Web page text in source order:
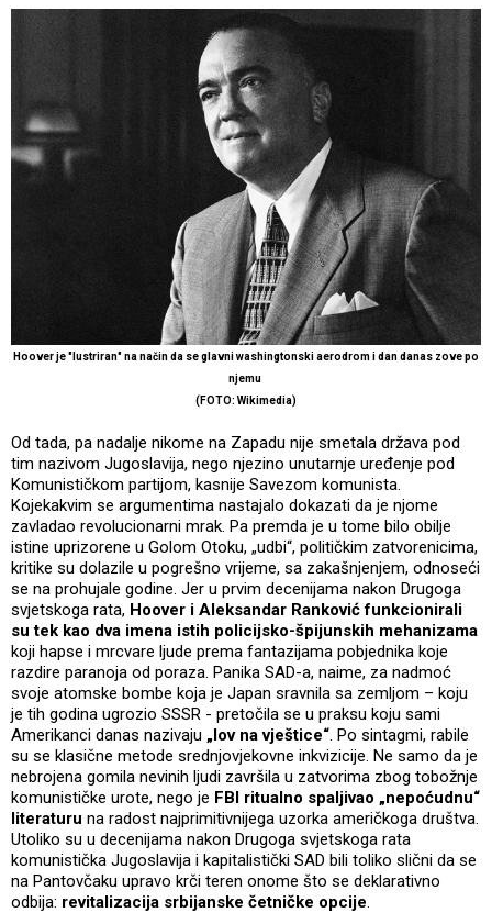
Hoover je "lustriran" na način da se glavni washingtonski aerodrom i dan danas zove po
njemu
(FOTO: Wikimedia)
Od tada, pa nadalje nikome na Zapadu nije smetala država pod
tim nazivom Jugoslavija, nego njezino unutarnje uređenje pod
Komunističkom partijom, kasnije Savezom komunista.
Kojekakvim se argumentima nastajalo dokazati da je njome
zavladao revolucionarni mrak. Pa premda je u tome bilo obilje
istine uprizorene u Golom Otoku, „udbi“, političkim zatvorenicima,
kritike su dolazile u pogrešno vrijeme, sa zakašnjenjem, odnoseći
se na prohujale godine. Jer u prvim decenijama nakon Drugoga
svjetskoga rata, Hoover i Aleksandar Ranković funkcionirali
su tek kao dva imena istih policijsko-špijunskih mehanizama
koji hapse i mrcvare ljude prema fantazijama pobjednika koje
razdire paranoja od poraza. Panika SAD-a, naime, za nadmoć
svoje atomske bombe koja je Japan sravnila sa zemljom – koju
je tih godina ugrozio SSSR - pretočila se u praksu koju sami
Amerikanci danas nazivaju „lov na vještice“. Po sintagmi, rabile
su se klasične metode srednjovjekovne inkvizicije. Ne samo da je
nebrojena gomila nevinih ljudi završila u zatvorima zbog tobožnje
komunističke urote, nego je FBI ritualno spaljivao „nepoćudnu“
literaturu na radost najprimitivnijega uzorka američkoga društva.
Utoliko su u decenijama nakon Drugoga svjetskoga rata
komunistička Jugoslavija i kapitalistički SAD bili toliko slični da se
na Pantovčaku upravo krči teren onome što se deklarativno
odbija: revitalizacija srbijanske četničke opcije.